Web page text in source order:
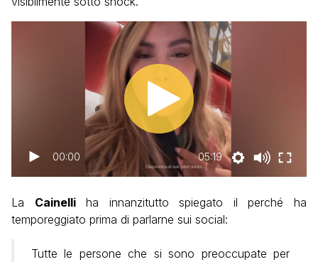
00:00 05:19
La Cainelliha innanzitutto spiegato il perché ha
temporeggiato prima di parlarne sui social:
Tutte le persone che si sono preoccupate per